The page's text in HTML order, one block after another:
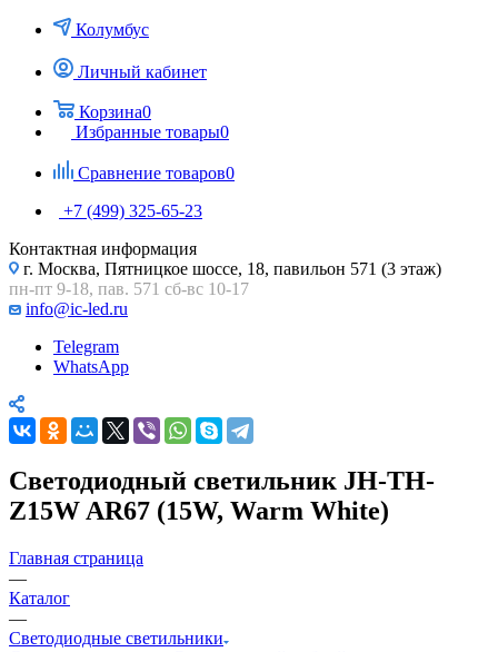
Колумбус
Личный кабинет
Корзина0
Избранные товары0
Сравнение товаров0
+7 (499) 325-65-23
Контактная информация
г. Москва, Пятницкое шоссе, 18, павильон 571 (3 этаж)
пн-пт 9-18, пав. 571 сб-вс 10-17
info@ic-led.ru
Telegram
WhatsApp
Светодиодный светильник JH-TH-
Z15W AR67 (15W, Warm White)
Главная страница
—
Каталог
—
Светодиодные светильники